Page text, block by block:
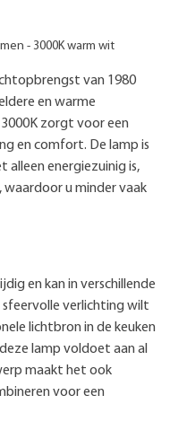
- 3000K warm wit
van 1980
en warme
zorgt voor een
en comfort. De lamp is
alleen energiezuinig is,
waardoor u minder vaak
en kan in verschillende
verlichting wilt
lichtbron in de keuken
lamp voldoet aan al
maakt het ook
voor een